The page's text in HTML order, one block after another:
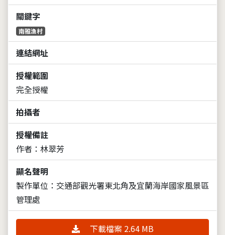
關鍵字
南雅漁村
連結網址
授權範圍
完全授權
拍攝者
授權備註
作者：林翠芳
顯名聲明
製作單位：交通部觀光署東北角及宜蘭海岸國家風景區
管理處
下載檔案 2.64 MB